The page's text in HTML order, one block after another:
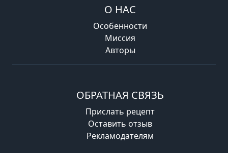
О НАС
Особенности
Миссия
Авторы
ОБРАТНАЯ СВЯЗЬ
Прислать рецепт
Оставить отзыв
Рекламодателям